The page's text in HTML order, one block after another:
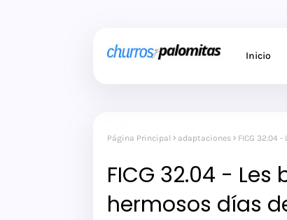
Inicio
Página Principal adaptaciones FICG 32.04
FICG 32.04 -
hermosos días